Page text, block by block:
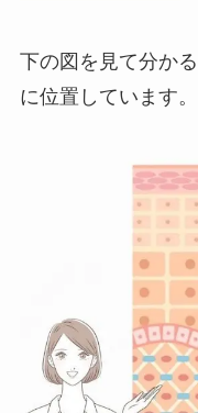
下の図を見て分か
に位置しています。